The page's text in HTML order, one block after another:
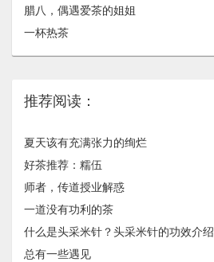
腊八，偶遇爱茶的姐姐
一杯热茶
推荐阅读：
夏天该有充满张力的绚烂
好茶推荐：糯伍
师者，传道授业解惑
一道没有功利的茶
什么是头采米针？头采米针的功效介绍
总有一些遇见